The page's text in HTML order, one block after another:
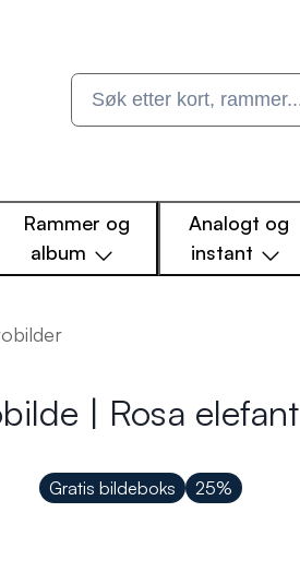
Rammer og
album
Analogt og
instant
| Rosa elefant
Gratis bildeboks 25%